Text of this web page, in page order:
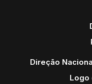
Direção
Logo